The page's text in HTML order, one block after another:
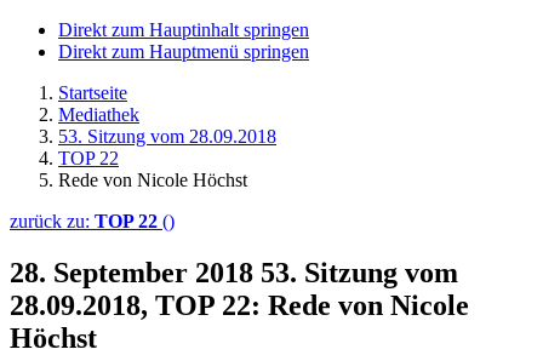
Direkt zum Hauptinhalt springen
Direkt zum Hauptmenü springen
Startseite
Mediathek
53. Sitzung vom 28.09.2018
TOP 22
Rede von Nicole Höchst
zurück zu: TOP 22 ()
28. September 2018 53. Sitzung vom
28.09.2018, TOP 22: Rede von Nicole
Höchst